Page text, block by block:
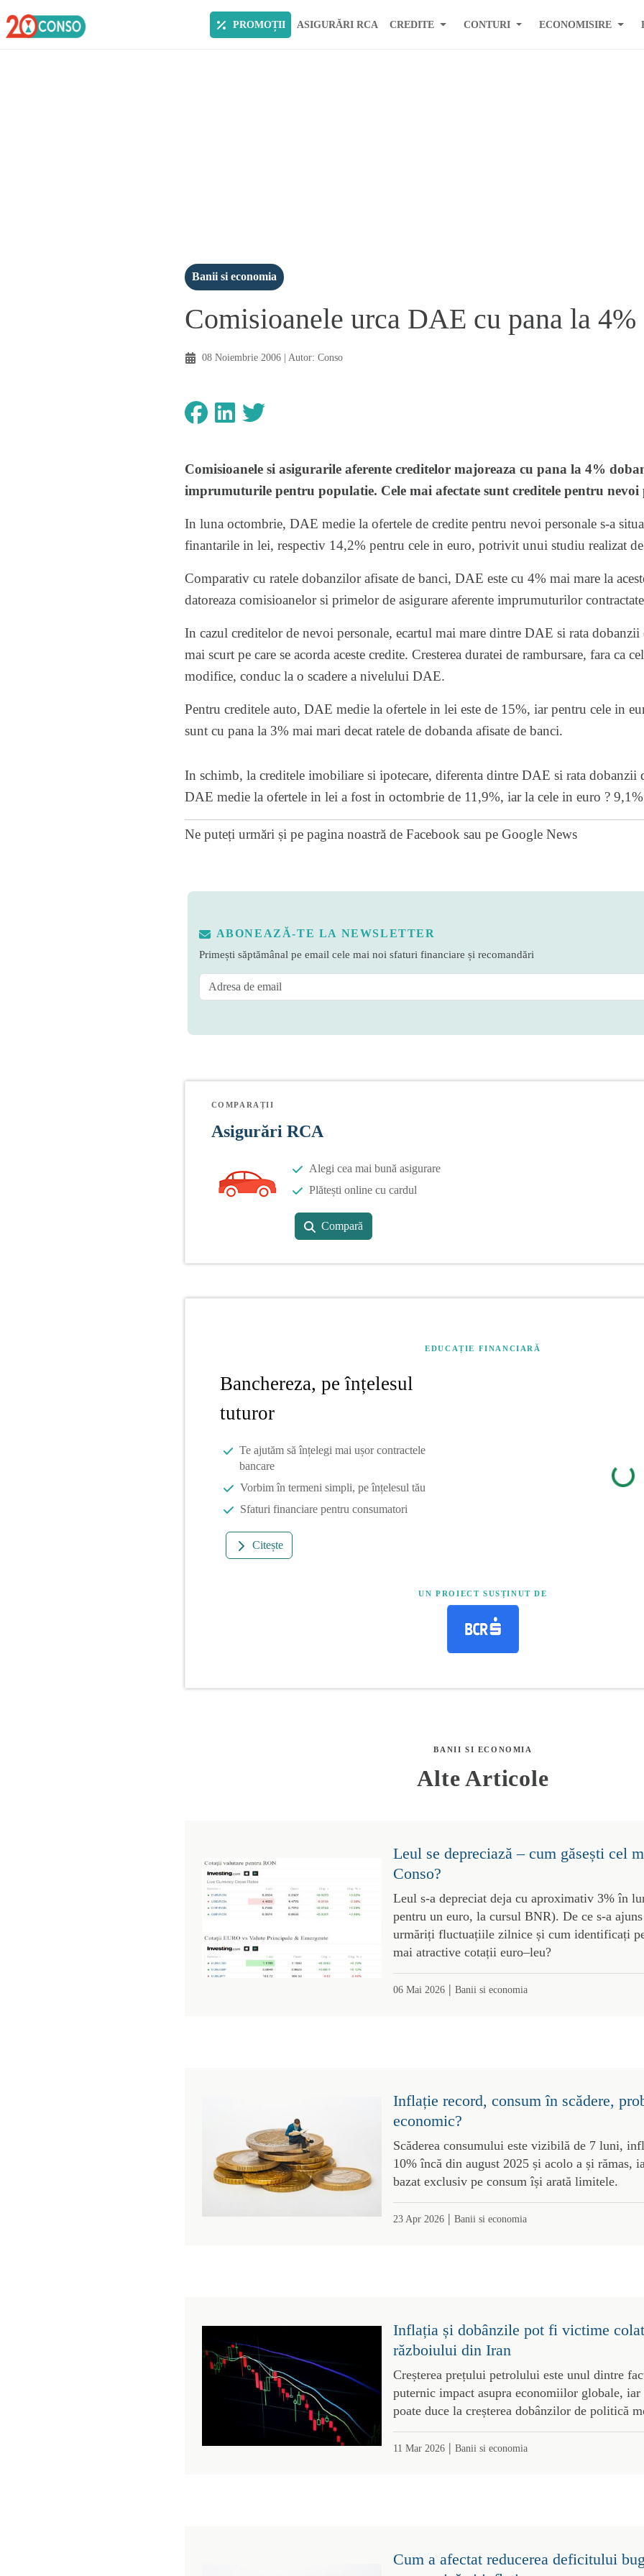
PROMOȚII ASIGURĂRI RCA CREDITE CONTURI ECONOMISIRE
Banii si economia
Comisioanele urca DAE cu pana la 4%
08 Noiembrie 2006| Autor: Conso
Comisioanele si asigurarile aferente creditelor majoreaza cu pana la 4%
imprumuturile pentru populatie. Cele mai afectate sunt creditele pentru nevoi
In luna octombrie, DAE medie la ofertele de credite pentru nevoi personale s-a
finantarile in lei, respectiv 14,2% pentru cele in euro, potrivit unui studiu realizat
Comparativ cu ratele dobanzilor afisate de banci, DAE este cu 4% mai mare la
datoreaza comisioanelor si primelor de asigurare aferente imprumuturilor
In cazul creditelor de nevoi personale, ecartul mai mare dintre DAE si rata dobanzii
mai scurt pe care se acorda aceste credite. Cresterea duratei de rambursare, fara ca
modifice, conduc la o scadere a nivelului DAE.
Pentru creditele auto, DAE medie la ofertele in lei este de 15%, iar pentru cele in
sunt cu pana la 3% mai mari decat ratele de dobanda afisate de banci.
In schimb, la creditele imobiliare si ipotecare, diferenta dintre DAE si rata dobanzii
DAE medie la ofertele in lei a fost in octombrie de 11,9%, iar la cele in euro ?
Ne puteți urmări și pe pagina noastră de Facebook sau pe Google News
ABONEAZĂ-TE LA NEWSLETTER
Primești săptămânal pe email cele mai noi sfaturi financiare și recomandări
COMPARAȚII
Asigurări RCA
Alegi cea mai bună asigurare
Plătești online cu cardul
Compară
EDUCAȚIE FINANCIARĂ
Banchereza, pe înțelesul
tuturor
Te ajutăm să înțelegi mai ușor contractele
bancare
Vorbim în termeni simpli, pe înțelesul tău
Sfaturi financiare pentru consumatori
Citește
UN PROIECT SUSȚINUT DE
BANII SI ECONOMIA
Alte Articole
Leul se depreciază – cum găsești cel
Conso?
Leul s-a depreciat deja cu aproximativ 3% în
pentru un euro, la cursul BNR). De ce s-a
urmăriți fluctuațiile zilnice și cum identificați
mai atractive cotații euro–leu?
06 Mai 2026| Banii si economia
Inflație record, consum în scădere,
economic?
Scăderea consumului este vizibilă de 7 luni,
10% încă din august 2025 și acolo a și rămas,
bazat exclusiv pe consum își arată limitele.
23 Apr 2026| Banii si economia
Inflația și dobânzile pot fi victime
războiului din Iran
Creșterea prețului petrolului este unul dintre
puternic impact asupra economiilor globale,
poate duce la creșterea dobânzilor de politică
11 Mar 2026| Banii si economia
Cum a afectat reducerea deficitului